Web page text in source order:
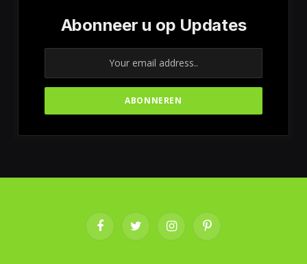
Abonneer u op Updates
FacebookTwitter InstagramPinterest